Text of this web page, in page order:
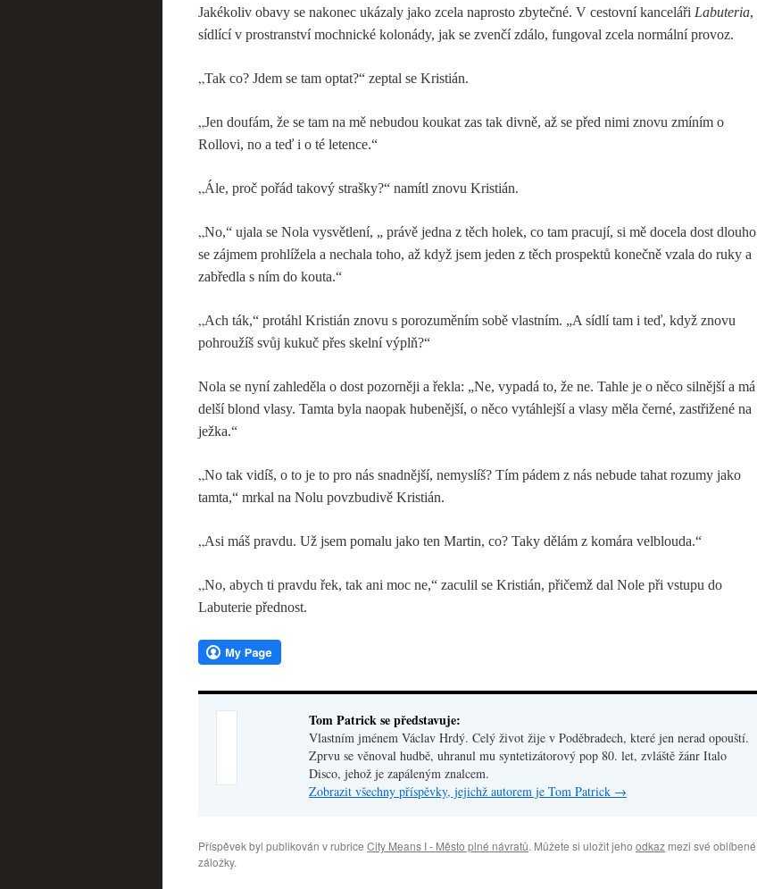
Jakékoliv obavy se nakonec ukázaly jako zcela naprosto zbytečné. V cestovní kanceláři Labuteria,
sídlící v prostranství mochnické kolonády, jak se zvenčí zdálo, fungoval zcela normální provoz.
„Tak co? Jdem se tam optat?“ zeptal se Kristián.
„Jen doufám, že se tam na mě nebudou koukat zas tak divně, až se před nimi znovu zmíním o
Rollovi, no a teď i o té letence.“
„Ále, proč pořád takový strašky?“ namítl znovu Kristián.
„No,“ ujala se Nola vysvětlení, „ právě jedna z těch holek, co tam pracují, si mě docela dost dlouho
se zájmem prohlížela a nechala toho, až když jsem jeden z těch prospektů konečně vzala do ruky a
zabředla s ním do kouta.“
„Ach ták,“ protáhl Kristián znovu s porozuměním sobě vlastním. „A sídlí tam i teď, když znovu
pohroužíš svůj kukuč přes skelní výplň?“
Nola se nyní zahleděla o dost pozorněji a řekla: „Ne, vypadá to, že ne. Tahle je o něco silnější a má
delší blond vlasy. Tamta byla naopak hubenější, o něco vytáhlejší a vlasy měla černé, zastřižené na
ježka.“
„No tak vidíš, o to je to pro nás snadnější, nemyslíš? Tím pádem z nás nebude tahat rozumy jako
tamta,“ mrkal na Nolu povzbudivě Kristián.
„Asi máš pravdu. Už jsem pomalu jako ten Martin, co? Taky dělám z komára velblouda.“
„No, abych ti pravdu řek, tak ani moc ne,“ zaculil se Kristián, přičemž dal Nole při vstupu do
Labuterie přednost.
Tom Patrick se představuje:
Vlastním jménem Václav Hrdý. Celý život žije v Poděbradech, které jen nerad opouští.
Zprvu se věnoval hudbě, uhranul mu syntetizátorový pop 80. let, zvláště žánr Italo
Disco, jehož je zapáleným znalcem.
Zobrazit všechny příspěvky, jejichž autorem je Tom Patrick →
Příspěvek byl publikován v rubrice City Means I - Město plné návratů. Můžete si uložit jeho odkaz mezi své oblíbené
záložky.